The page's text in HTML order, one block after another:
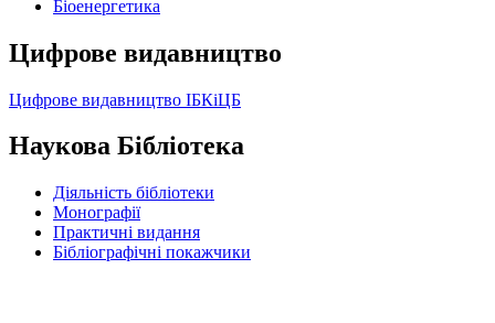
Бiоенергетика
Цифрове видавництво
Цифрове видавництво ІБКіЦБ
Наукова Бібліотека
Діяльність бібліотеки
Монографії
Практичні видання
Бібліографічні покажчики